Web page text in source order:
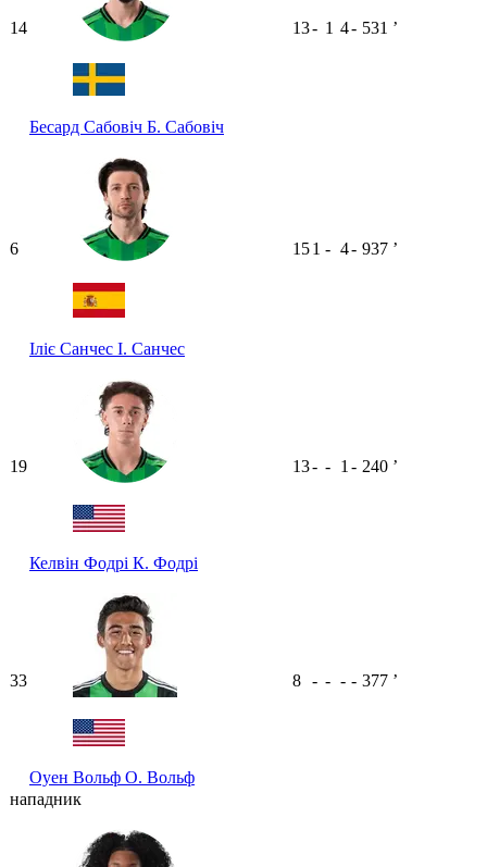
14
Бесард Сабовіч Б. Сабовіч
13- 1 4- 531 ʼ
6
Іліє Санчес І. Санчес
151 - 4- 937 ʼ
19
Келвін Фодрі К. Фодрі
13- - 1 - 240 ʼ
33
Оуен Вольф О. Вольф
8 - - - - 377 ʼ
нападник